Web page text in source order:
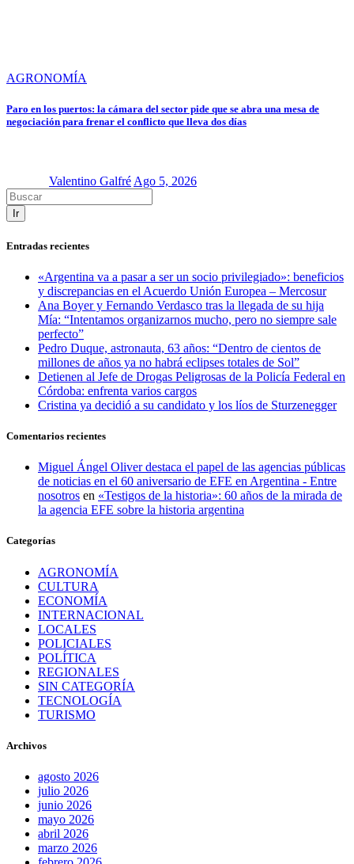
AGRONOMÍA
Paro en los puertos: la cámara del sector pide que se abra una mesa de
negociación para frenar el conflicto que lleva dos días
Valentino GalfréAgo 5, 2026
Ir
Entradas recientes
«Argentina va a pasar a ser un socio privilegiado»: beneficios
y discrepancias en el Acuerdo Unión Europea – Mercosur
Ana Boyer y Fernando Verdasco tras la llegada de su hija
Mía: “Intentamos organizarnos mucho, pero no siempre sale
perfecto”
Pedro Duque, astronauta, 63 años: “Dentro de cientos de
millones de años ya no habrá eclipses totales de Sol”
Detienen al Jefe de Drogas Peligrosas de la Policía Federal en
Córdoba: enfrenta varios cargos
Cristina ya decidió a su candidato y los líos de Sturzenegger
Comentarios recientes
Miguel Ángel Oliver destaca el papel de las agencias públicas
de noticias en el 60 aniversario de EFE en Argentina - Entre
nosotros en «Testigos de la historia»: 60 años de la mirada de
la agencia EFE sobre la historia argentina
Categorías
AGRONOMÍA
CULTURA
ECONOMÍA
INTERNACIONAL
LOCALES
POLICIALES
POLÍTICA
REGIONALES
SIN CATEGORÍA
TECNOLOGÍA
TURISMO
Archivos
agosto 2026
julio 2026
junio 2026
mayo 2026
abril 2026
marzo 2026